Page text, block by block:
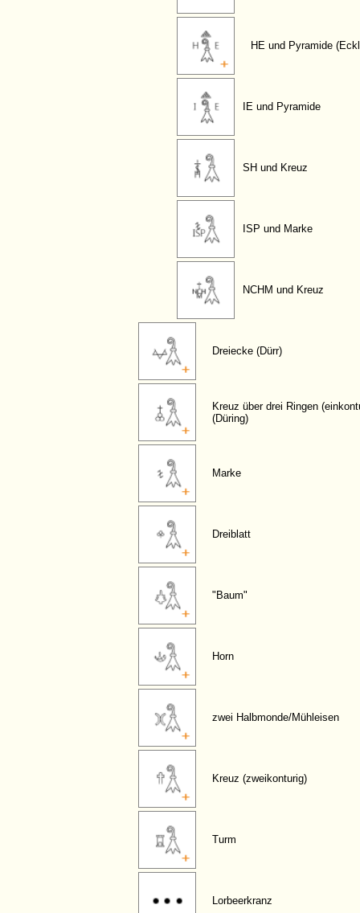
HE und Pyramide
IE und Pyramide
SH und Kreuz
ISP und Marke
NCHM und Kreuz
Dreiecke (Dürr)
Kreuz über drei Ringen
(Düring)
Marke
Dreiblatt
"Baum"
Horn
zwei Halbmonde/Mühleisen
Kreuz (zweikonturig)
Turm
Lorbeerkranz